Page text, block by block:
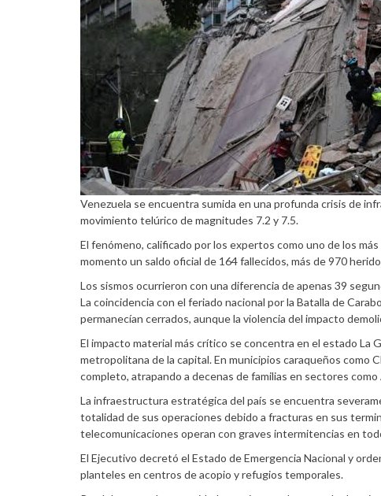
Venezuela se encuentra sumida en una profunda crisis de
movimiento telúrico de magnitudes 7.2 y 7.5.
El fenómeno, calificado por los expertos como uno de los
momento un saldo oficial de 164 fallecidos, más de 970
Los sismos ocurrieron con una diferencia de apenas 39
La coincidencia con el feriado nacional por la Batalla de
permanecían cerrados, aunque la violencia del impacto
El impacto material más crítico se concentra en el estado La
metropolitana de la capital. En municipios caraqueños como
completo, atrapando a decenas de familias en sectores
La infraestructura estratégica del país se encuentra
totalidad de sus operaciones debido a fracturas en sus
telecomunicaciones operan con graves intermitencias en
El Ejecutivo decretó el Estado de Emergencia Nacional y
planteles en centros de acopio y refugios temporales.